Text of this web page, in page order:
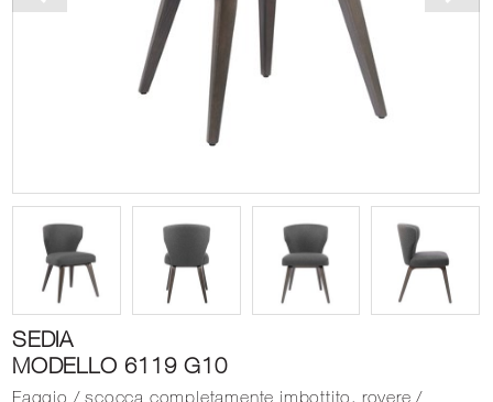
SEDIA
MODELLO 6119 G10
Faggio / scocca completamente imbottito, rovere /